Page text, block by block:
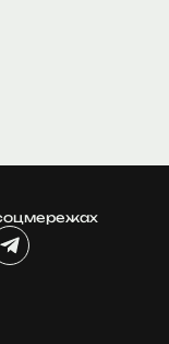
T
e